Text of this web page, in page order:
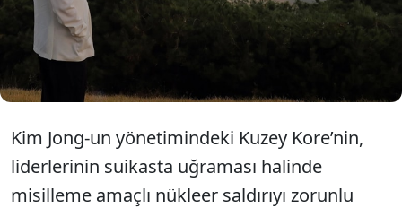
devreye sokacak yeni bir anayasa
düzenlemesini yürürlüğe aldığı ileri sürüldü.
Kim Jong-un yönetimindeki Kuzey Kore’nin,
liderlerinin suikasta uğraması halinde
misilleme amaçlı nükleer saldırıyı zorunlu